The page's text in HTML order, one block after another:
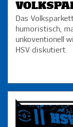
Das
humoristisch,
unkoventionell
HSV diskutiert.